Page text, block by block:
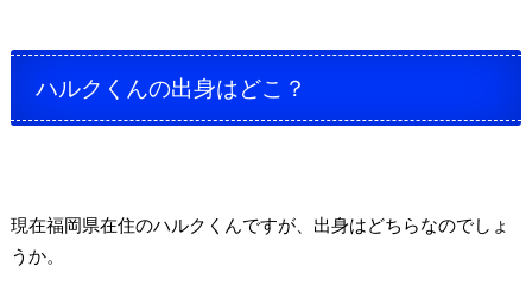
ハルクくんの出身はどこ？
現在福岡県在住のハルクくんですが、 出身はどちらなのでしょ
うか。